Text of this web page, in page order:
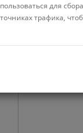
для
трафика,